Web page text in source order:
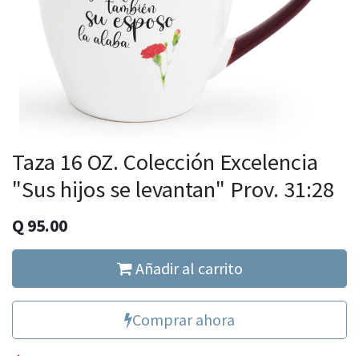
Taza 16 OZ. Colección Excelencia
"Sus hijos se levantan" Prov. 31:28
Q 95.00
Añadir al carrito
Comprar ahora